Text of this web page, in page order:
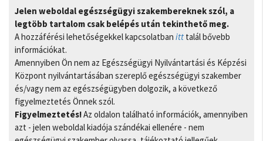
Jelen weboldal egészségügyi szakembereknek szól, a
legtöbb tartalom csak belépés után tekinthető meg.
A hozzáférési lehetőségekkel kapcsolatban itt talál bővebb
információkat.
Amennyiben Ön nem az Egészségügyi Nyilvántartási és Képzési
Központ nyilvántartásában szereplő egészségügyi szakember
és/vagy nem az egészségügyben dolgozik, a következő
figyelmeztetés Önnek szól.
Figyelmeztetés!Az oldalon található információk, amennyiben
azt - jelen weboldal kiadója szándékai ellenére - nem